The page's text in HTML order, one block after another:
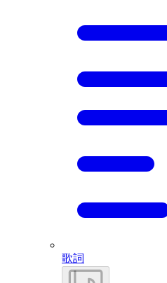
歌詞